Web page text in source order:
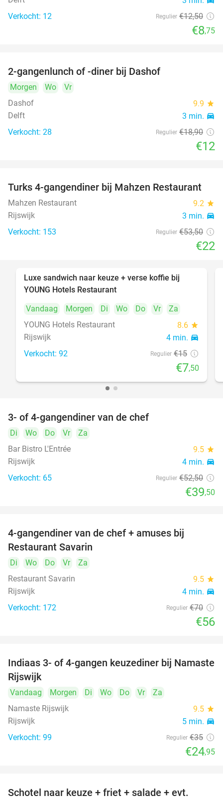
Verkocht: 12 Regulier €12,50
€8,75
2-gangenlunch of -diner bij Dashof
Morgen Wo
Vr
Dashof
9.9 star
Delft 3 min. directions_car
Verkocht: 28 Regulier €18,90
€12
59%
Turks 4-gangendiner bij Mahzen Restaurant
Mahzen Restaurant 9.2 star
Rijswijk 3 min. directions_car
Verkocht: 153 Regulier €53,50
€22
Luxe sandwich naar keuze + verse koffie bij
YOUNG Hotels Restaurant
Vandaag
Morgen Di Wo Do Vr
Za
YOUNG Hotels Restaurant
8.6 star
Rijswijk 4 min. directions_car
Verkocht: 92 Regulier €15
€7,50
3- of 4-gangendiner van de chef
Di Wo Do Vr
Za
Bar Bistro L'Entrée
9.5 star
Rijswijk 4 min. directions_car
Verkocht: 65 Regulier €52,50
€39,50
4-gangendiner van de chef + amuses bij
Restaurant Savarin
Di Wo Do Vr
Za
Restaurant Savarin
9.5 star
Rijswijk 4 min. directions_car
Verkocht: 172 Regulier €70
€56
29%
Indiaas 3- of 4-gangen keuzediner bij Namaste
Rijswijk
Vandaag Morgen Di Wo Do Vr
Za
Namaste Rijswijk
9.5 star
Rijswijk 5 min. directions_car
Verkocht: 99 Regulier €35
€24,95
Schotel naar keuze + friet + salade + evt.